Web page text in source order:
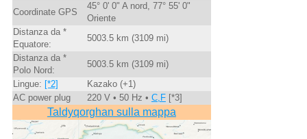
Coordinate GPS
45° 0' 0" A nord, 77° 55' 0"
Oriente
Distanza da *
Equatore:
5003.5 km (3109 mi)
Distanza da *
Polo Nord:
5003.5 km (3109 mi)
Lingue: [*2]
Kazako (+1)
AC power plug
220 V • 50 Hz • C,F[*3]
Taldyqorghan sulla mappa